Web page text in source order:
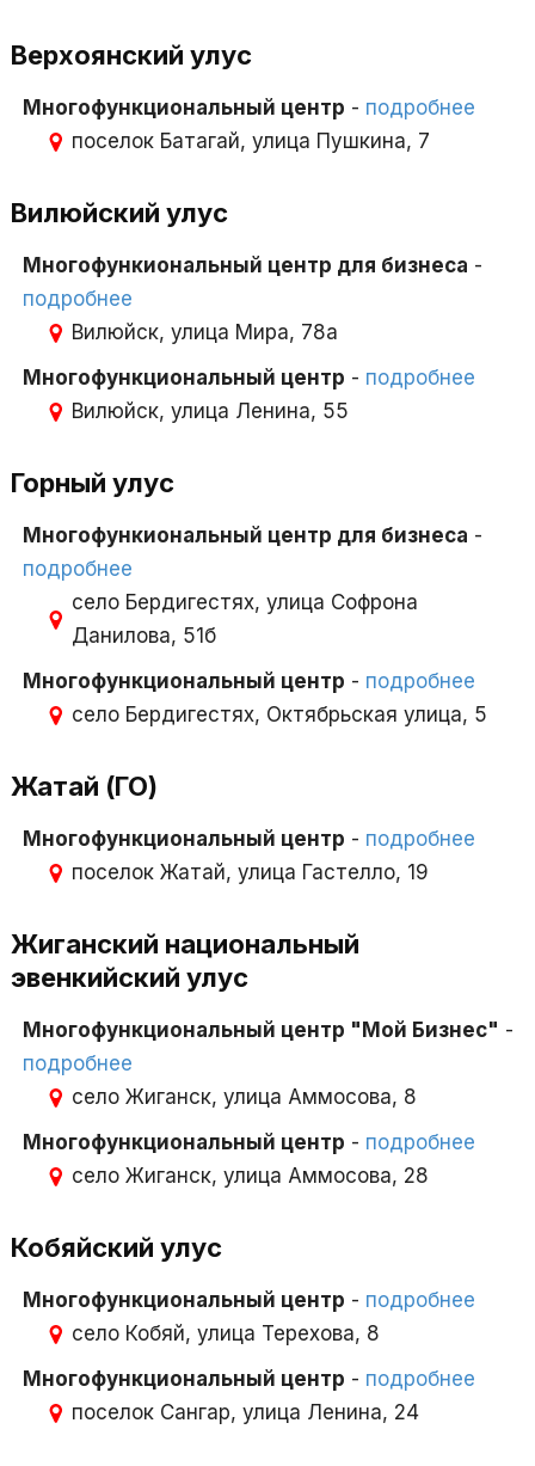
Верхоянский улус
Многофункциональный центр - подробнее
поселок Батагай, улица Пушкина, 7
Вилюйский улус
Многофункиональный центр для бизнеса -
подробнее
Вилюйск, улица Мира, 78а
Многофункциональный центр - подробнее
Вилюйск, улица Ленина, 55
Горный улус
Многофункиональный центр для бизнеса -
подробнее
село Бердигестях, улица Софрона
Данилова, 51б
Многофункциональный центр - подробнее
село Бердигестях, Октябрьская улица, 5
Жатай (ГО)
Многофункциональный центр - подробнее
поселок Жатай, улица Гастелло, 19
Жиганский национальный
эвенкийский улус
Многофункциональный центр "Мой Бизнес" -
подробнее
село Жиганск, улица Аммосова, 8
Многофункциональный центр - подробнее
село Жиганск, улица Аммосова, 28
Кобяйский улус
Многофункциональный центр - подробнее
село Кобяй, улица Терехова, 8
Многофункциональный центр - подробнее
поселок Сангар, улица Ленина, 24